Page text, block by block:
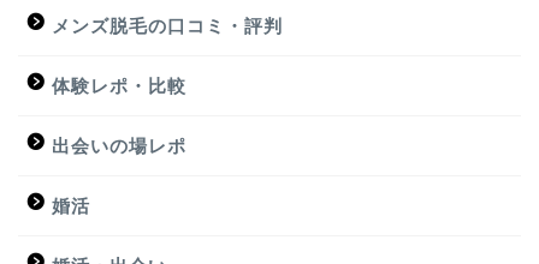
メンズ脱毛の口コミ・評判
体験レポ・比較
出会いの場レポ
婚活